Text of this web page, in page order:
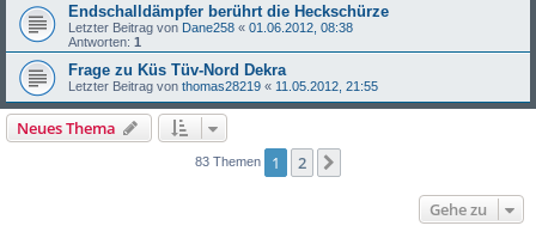
Endschalldämpfer berührt die Heckschürze
Letzter Beitrag von Dane258 « 01.06.2012, 08:38
Antworten: 1
Frage zu Küs Tüv-Nord Dekra
Letzter Beitrag von thomas28219 « 11.05.2012, 21:55
Neues Thema
83 Themen 1 2
Gehe zu